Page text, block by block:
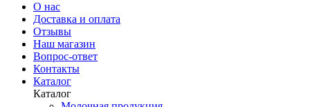
О нас
Доставка и оплата
Отзывы
Наш магазин
Вопрос-ответ
Контакты
Каталог
Каталог